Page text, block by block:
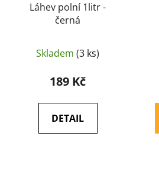
Láhev polní 1litr -
černá
Skladem (3 ks)
189 Kč
DETAIL